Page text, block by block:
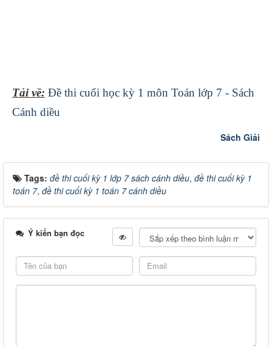
Tải về: Đề thi cuối học kỳ 1 môn Toán lớp 7 - Sách
Cánh diều
Sách Giải
Tags: đề thi cuối kỳ 1 lớp 7 sách cánh diều, đề thi cuối kỳ 1
toán 7, đề thi cuối kỳ 1 toán 7 cánh diều
Ý kiến bạn đọc